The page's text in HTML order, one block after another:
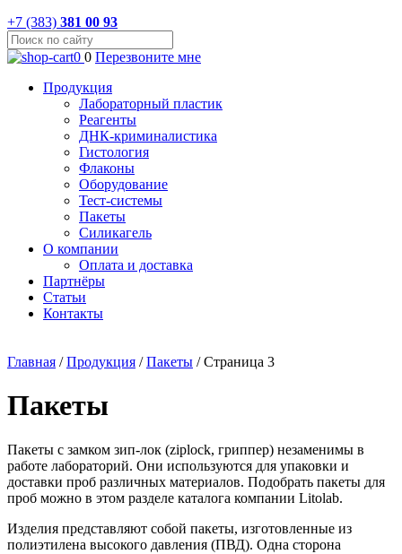
+7 (383) 381 00 93
0 0 Перезвоните мне
Продукция
Лабораторный пластик
Реагенты
ДНК-криминалистика
Гистология
Флаконы
Оборудование
Тест-системы
Пакеты
Силикагель
О компании
Оплата и доставка
Партнёры
Статьи
Контакты
Главная /Продукция /Пакеты /Страница 3
Пакеты
Пакеты с замком зип-лок (ziplock, гриппер) незаменимы в
работе лабораторий. Они используются для упаковки и
доставки проб различных материалов. Подобрать пакеты для
проб можно в этом разделе каталога компании Litolab.
Изделия представляют собой пакеты, изготовленные из
полиэтилена высокого давления (ПВД). Одна сторона